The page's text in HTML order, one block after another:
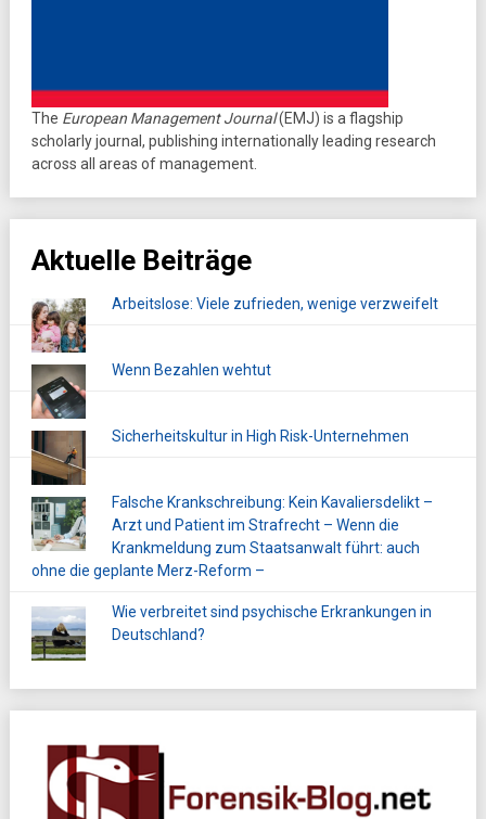
The European Management Journal(EMJ) is a flagship
scholarly journal, publishing internationally leading research
across all areas of management.
Aktuelle Beiträge
Arbeitslose: Viele zufrieden, wenige verzweifelt
Wenn Bezahlen wehtut
Sicherheitskultur in High Risk-Unternehmen
Falsche Krankschreibung: Kein Kavaliersdelikt –
Arzt und Patient im Strafrecht – Wenn die
Krankmeldung zum Staatsanwalt führt: auch
ohne die geplante Merz-Reform –
Wie verbreitet sind psychische Erkrankungen in
Deutschland?